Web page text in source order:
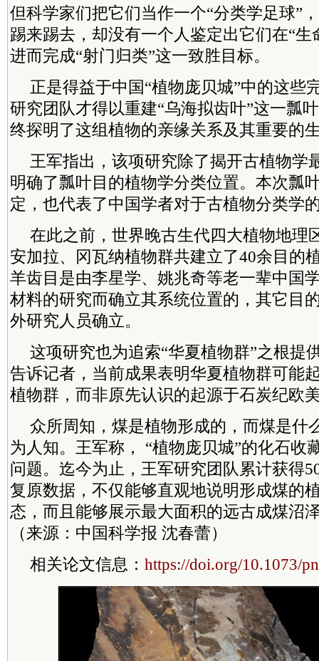
但科学家们把它们当作一个“分类学足球”
踢来踢去，却没有一个人鉴定出它们在“生
进而完成“射门归类”这一致胜目标。
正是得益于中国“植物庞贝城”中的这些
研究团队才得以重建“乌海拟齿叶”这一瓢
终探明了这组植物的亲缘关系及其重要的
王军指出，该项研究除了揭开古植物学
明确了瓢叶目的植物学分类位置。本次瓢
定，也代表了中国学者对于古植物分类学
在此之前，世界晚古生代四大植物地
安加拉、冈瓦纳植物群共建立了40余目的
羊齿目是由李星学、姚兆奇等老一辈中国
材料的研究而确立其系统位置的，其它目
外研究人员确立。
这项研究也为追索“华夏植物群”之根提
告诉记者，当前成果表明华夏植物群可能
植物群，而非原先认识的起源于石炭纪欧
众所周知，煤是植物形成的，而煤是什
为人知。王军称， “植物庞贝城”的化石收
问题。迄今为止，王军研究团队累计获得
复原数据，不仅能够直观地说明形成煤的
态，而且能够展示最大面积的远古成煤沼
（来源：中国科学报 沈春蕾）
相关论文信息： https://doi.org/10.1073/